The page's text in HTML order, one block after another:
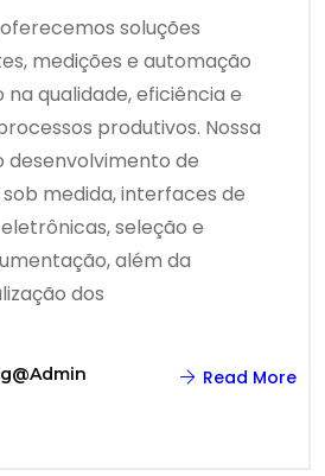
oferecemos soluções
medições e automação
qualidade, eficiência e
produtivos. Nossa
desenvolvimento de
medida, interfaces de
seleção e
além da
dos
Read More